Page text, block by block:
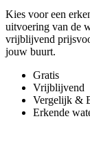
Kies voor een
uitvoering van de
vrijblijvend
jouw buurt.
Gratis
Vrijblijvend
Vergelijk &
Erkende